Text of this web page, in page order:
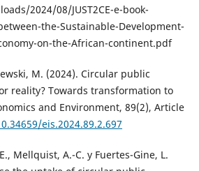
2024/08/JUST2CE-e-book-
the-Sustainable-Development-
on-the-African-continent.pdf
M. (2024). Circular public
reality? Towards transformation to
and Environment, 89(2), Article
eis.2024.89.2.697
Mellquist, A.-C. y Fuertes-Gine, L.